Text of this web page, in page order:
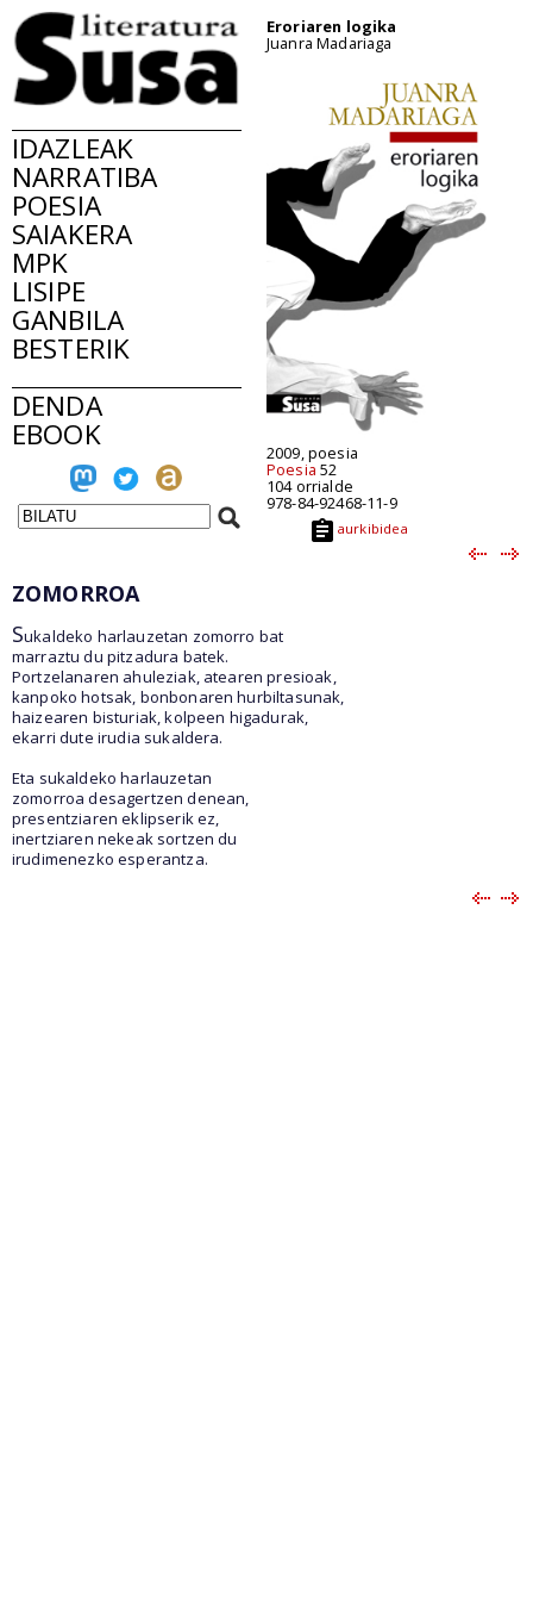
IDAZLEAK
NARRATIBA
POESIA
SAIAKERA
MPK
LISIPE
GANBILA
BESTERIK
DENDA
EBOOK
Eroriaren logika
Juanra Madariaga
2009, poesia
Poesia 52
104 orrialde
978-84-92468-11-9
aurkibidea
ZOMORROA
Sukaldeko harlauzetan zomorro bat
marraztu du pitzadura batek.
Portzelanaren ahuleziak, atearen presioak,
kanpoko hotsak, bonbonaren hurbiltasunak,
haizearen bisturiak, kolpeen higadurak,
ekarri dute irudia sukaldera.
Eta sukaldeko harlauzetan
zomorroa desagertzen denean,
presentziaren eklipserik ez,
inertziaren nekeak sortzen du
irudimenezko esperantza.